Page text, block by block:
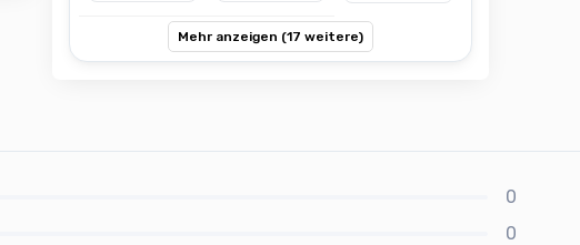
Mehr anzeigen (17 weitere)
0
0